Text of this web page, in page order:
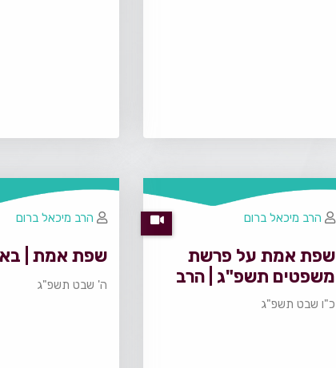
שפת אמת על פרשת
משפטים תשפ"ג | הרב
מיכאל ברום
כ"ו שבט תשפ"ג
הרב מיכאל ברום
שפת אמת |
ה' שבט תשפ"ג
הרב מיכאל ברום